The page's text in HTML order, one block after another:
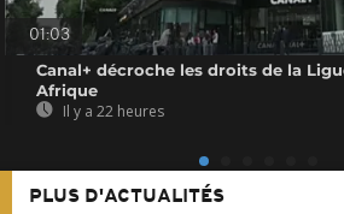
01:03
Canal+ décroche les droits de la
Afrique
Il y a 22 heures
PLUS D'ACTUALITÉS